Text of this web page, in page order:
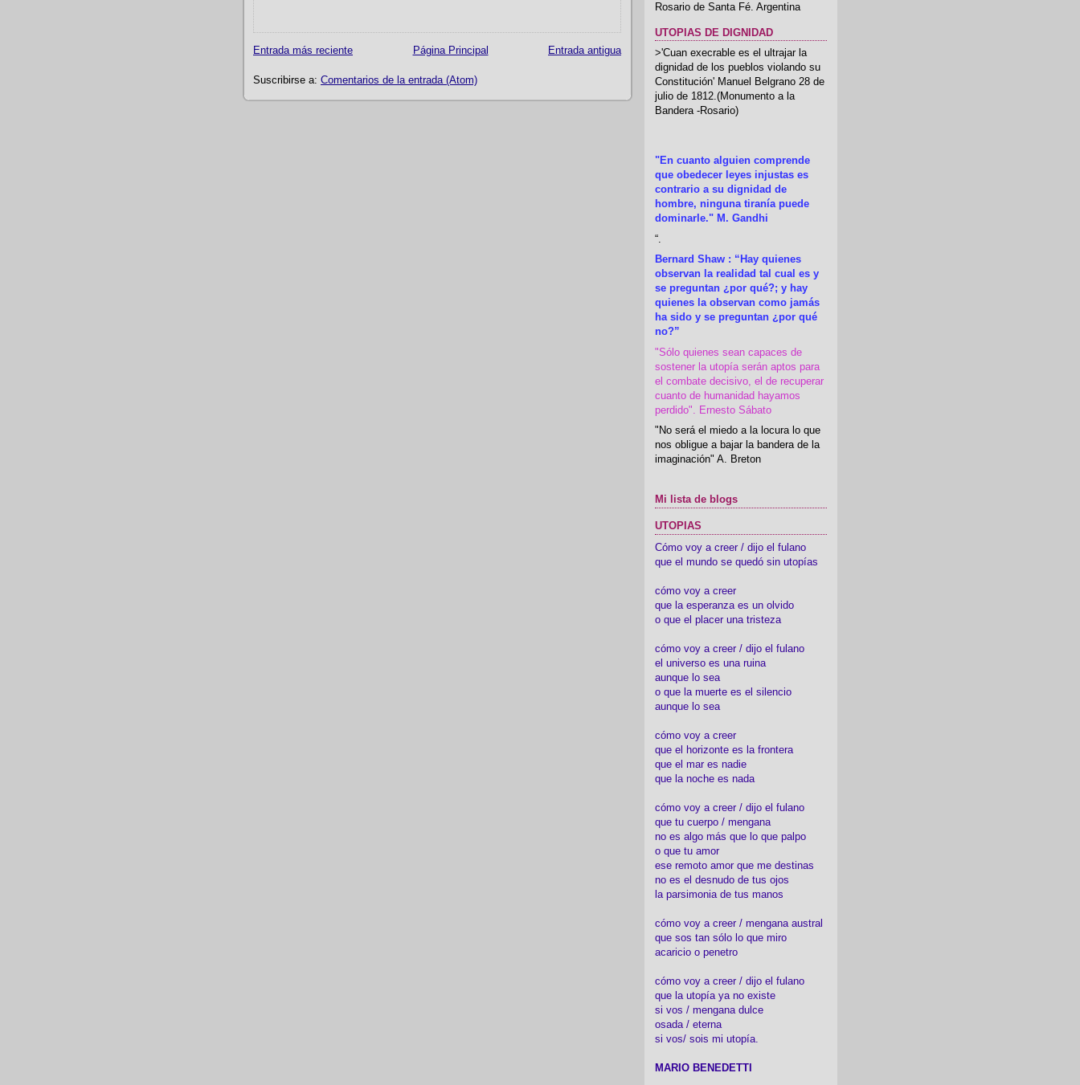
Entrada más reciente Entrada antigua
Página Principal
Suscribirse a: Comentarios de la entrada (Atom)
Rosario de Santa Fé. Argentina
UTOPIAS DE DIGNIDAD
>'Cuan execrable es el ultrajar la
dignidad de los pueblos violando su
Constitución' Manuel Belgrano 28 de
julio de 1812.(Monumento a la
Bandera -Rosario)
"En cuanto alguien comprende
que obedecer leyes injustas es
contrario a su dignidad de
hombre, ninguna tiranía puede
dominarle." M. Gandhi
“
Bernard Shaw : “Hay quienes
observan la realidad tal cual es y
se preguntan ¿por qué?; y hay
quienes la observan como jamás
ha sido y se preguntan ¿por qué
no?”
"Sólo quienes sean capaces de
sostener la utopía serán aptos para
el combate decisivo, el de recuperar
cuanto de humanidad hayamos
perdido". Ernesto Sábato
"No será el miedo a la locura lo que
nos obligue a bajar la bandera de la
imaginación" A. Breton
Mi lista de blogs
UTOPIAS
Cómo voy a creer / dijo el fulano
que el mundo se quedó sin utopías
cómo voy a creer
que la esperanza es un olvido
o que el placer una tristeza
cómo voy a creer / dijo el fulano
el universo es una ruina
aunque lo sea
o que la muerte es el silencio
aunque lo sea
cómo voy a creer
que el horizonte es la frontera
que el mar es nadie
que la noche es nada
cómo voy a creer / dijo el fulano
que tu cuerpo / mengana
no es algo más que lo que palpo
o que tu amor
ese remoto amor que me destinas
no es el desnudo de tus ojos
la parsimonia de tus manos
cómo voy a creer / mengana austral
que sos tan sólo lo que miro
acaricio o penetro
cómo voy a creer / dijo el fulano
que la utopía ya no existe
si vos / mengana dulce
osada / eterna
si vos/ sois mi utopía.
MARIO BENEDETTI